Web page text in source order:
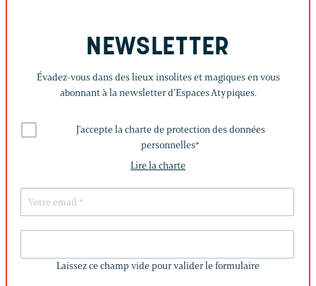
NEWSLETTER
Évadez-vous dans des lieux insolites et magiques en vous
abonnant à la newsletter d’Espaces Atypiques.
J'accepte la charte de protection des données
personnelles*
Lire la charte
CHAMP
Laissez ce champ vide pour valider le formulaire